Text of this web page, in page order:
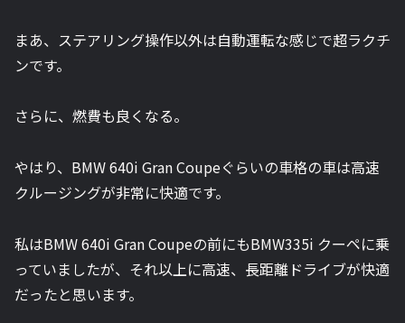
まあ、ステアリング操作以外は自動運転な感じで超ラクチ
ンです。
さらに、燃費も良くなる。
やはり、BMW 640i Gran Coupeぐらいの車格の車は高速
クルージングが非常に快適です。
私はBMW 640i Gran Coupeの前にもBMW335i クーペに乗
っていましたが、それ以上に高速、長距離ドライブが快適
だったと思います。